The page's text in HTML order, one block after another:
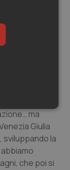
-,
che
dal
paziente
ma
Giulia
la
che poi si